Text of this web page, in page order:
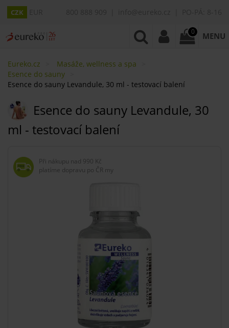
CZK
0 MENU
Eureko.cz
Masáže, wellness a spa
Esence do sauny
Esence do sauny Levandule, 30 ml - testovací balení
Esence do sauny Levandule, 30
ml - testovací balení
Při nákupu nad 990 Kč
platíme dopravu po ČR my